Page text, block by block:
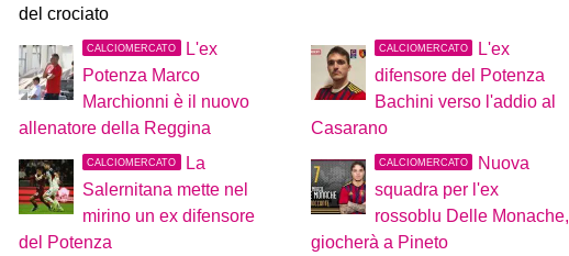
del crociato
CALCIOMERCATO
L'ex
Potenza Marco
Marchionni è il nuovo
allenatore della Reggina
CALCIOMERCATO
L'ex
difensore del Potenza
Bachini verso l'addio al
Casarano
CALCIOMERCATO
La
Salernitana mette nel
mirino un ex difensore
del Potenza
CALCIOMERCATO
Nuova
squadra per l'ex
rossoblu Delle Monache,
giocherà a Pineto